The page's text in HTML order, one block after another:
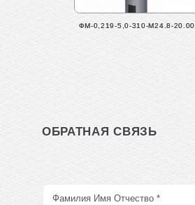
ФМ-0,219-5,0-310-М24.8-20.00
ОБРАТНАЯ СВЯЗЬ